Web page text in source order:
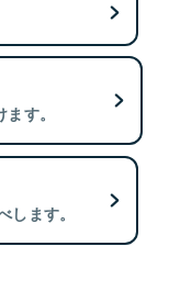
す。
ます。